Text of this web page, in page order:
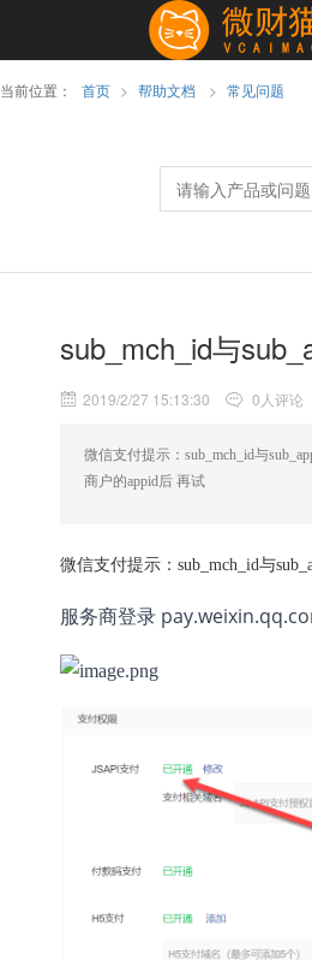
当前位置： 首页 > 帮助文档 > 常见问题
sub_mch_id与
2019/2/27 15:13:30 0人评论
微信支付提示：sub_mch_id与
商户的appid后 再试
微信支付提示：sub_mch_id与
服务商登录